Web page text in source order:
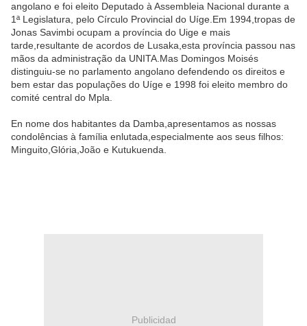
angolano e foi eleito Deputado à Assembleia Nacional durante a
1ª Legislatura, pelo Círculo Provincial do Uíge.Em 1994,tropas de
Jonas Savimbi ocupam a província do Uige e mais
tarde,resultante de acordos de Lusaka,esta província passou nas
mãos da administração da UNITA.Mas Domingos Moisés
distinguiu-se no parlamento angolano defendendo os direitos e
bem estar das populações do Uíge e 1998 foi eleito membro do
comité central do Mpla.
En nome dos habitantes da Damba,apresentamos as nossas
condolências à família enlutada,especialmente aos seus filhos:
Minguito,Glória,João e Kutukuenda.
Publicidad